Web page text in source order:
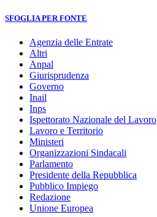
SFOGLIA PER FONTE
Agenzia delle Entrate
Altri
Anpal
Giurisprudenza
Governo
Inail
Inps
Ispettorato Nazionale del Lavoro
Lavoro e Territorio
Ministeri
Organizzazioni Sindacali
Parlamento
Presidente della Repubblica
Pubblico Impiego
Redazione
Unione Europea